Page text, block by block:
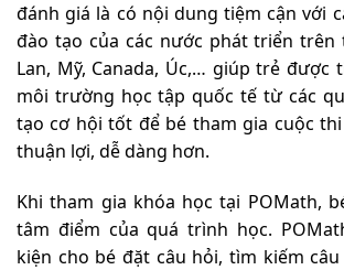
đánh giá là có nội dung tiệm cận với
đào tạo của các nước phát triển trên
Lan, Mỹ, Canada, Úc,… giúp trẻ được
môi trường học tập quốc tế từ các
tạo cơ hội tốt để bé tham gia cuộc thi
thuận lợi, dễ dàng hơn.
Khi tham gia khóa học tại POMath,
tâm điểm của quá trình học.
kiện cho bé đặt câu hỏi, tìm kiếm